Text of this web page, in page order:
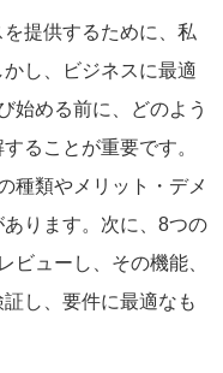
提供するために、私
し、ビジネスに最適
始める前に、どのよう
ることが重要です。
種類やメリット・デメ
ります。次に、8つの
ビューし、その機能、
し、要件に最適なも